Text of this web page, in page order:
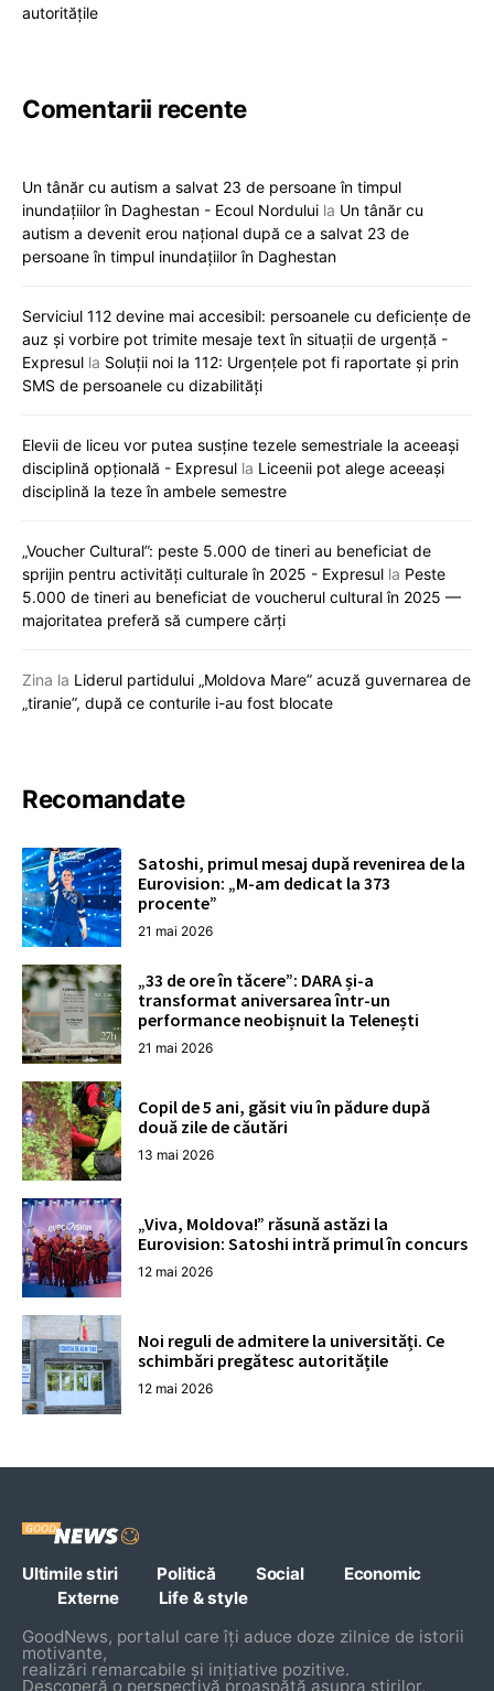
autoritățile
Comentarii recente
Un tânăr cu autism a salvat 23 de persoane în timpul
inundațiilor în Daghestan - Ecoul Nordului la Un tânăr cu
autism a devenit erou național după ce a salvat 23 de
persoane în timpul inundațiilor în Daghestan
Serviciul 112 devine mai accesibil: persoanele cu deficiențe de
auz și vorbire pot trimite mesaje text în situații de urgență -
Expresul la Soluții noi la 112: Urgențele pot fi raportate și prin
SMS de persoanele cu dizabilități
Elevii de liceu vor putea susține tezele semestriale la aceeași
disciplină opțională - Expresul la Liceenii pot alege aceeași
disciplină la teze în ambele semestre
„Voucher Cultural”: peste 5.000 de tineri au beneficiat de
sprijin pentru activități culturale în 2025 - Expresul la Peste
5.000 de tineri au beneficiat de voucherul cultural în 2025 —
majoritatea preferă să cumpere cărți
Zina la Liderul partidului „Moldova Mare” acuză guvernarea de
„tiranie”, după ce conturile i-au fost blocate
Recomandate
Satoshi, primul mesaj după revenirea de la
Eurovision: „M-am dedicat la 373
procente”
21 mai 2026
„33 de ore în tăcere”: DARA și-a
transformat aniversarea într-un
performance neobișnuit la Telenești
21 mai 2026
Copil de 5 ani, găsit viu în pădure după
două zile de căutări
13 mai 2026
„Viva, Moldova!” răsună astăzi la
Eurovision: Satoshi intră primul în concurs
12 mai 2026
Noi reguli de admitere la universități. Ce
schimbări pregătesc autoritățile
12 mai 2026
Ultimile stiri Politică Social
Economic
Externe
Life & style
GoodNews, portalul care îți aduce doze zilnice de istorii
motivante,
realizări remarcabile și inițiative pozitive.
Descoperă o perspectivă proaspătă asupra știrilor,